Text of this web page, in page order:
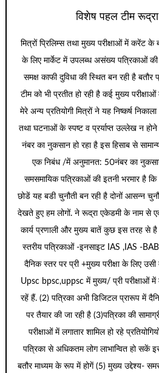
विशेष पहल टीम
मित्रों प्रिलिम्स तथा मुख्य परीक्षाओं में करेंट के
के लिए मार्केट में उपलब्ध असंख्य पत्रिकाओं की
समक्ष काफी दुविधा की स्थित बन रही है बतौर
टीम को भी प्रतीत हो रही है कई मुख्य परीक्षाओं
मेरे अन्य प्रतियोगी मित्रों ने यह निष्कर्ष
तथा घटनाओं के स्पष्ट व प्रर्याप्त उल्लेख न
नंबर का नुकसान हो रहा है इस हिसाब से
एक निबंध /में अनुमानत: 50नंबर का
समसमायिक पत्रिकाओं की इतनी भरमार है
छोडें यह बडी चुनौती बन रही है दोनों आसन्न
देखते हुए हम लोगों. ने रूद्रा एकेडमी के नाम से
कार्य प्रणाली और मुख्य बातें कुछ इस तरह से है
स्तरीय पत्रिकाओं -इनसाइट IAS ,IAS -
दैनिक स्तर पर प्री +मुख्य परीक्षा के लिए
Upsc bpsc,uppsc में मुख्य/ प्री परीक्षाओं
रहें हैं. (2) पत्रिका अभी डिजिटल प्रारूप में
पर तैयार की जा रही है (3)पत्रिका की
परीक्षाओं में लगातार शामिल हो रहे
पत्रिका से अधिकतम लोग लाभान्वित हो सकें
बतौर माध्यम के रूप में होगें (5) मुख्य उद्देश्य-